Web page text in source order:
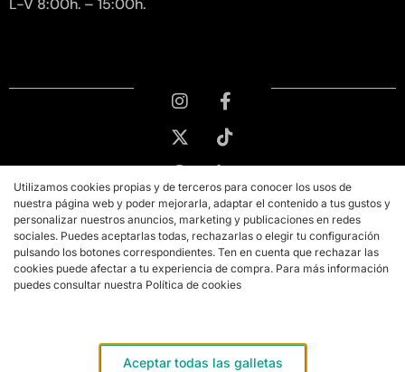
L-V 8:00h. – 15:00h.
Términos y condiciones de compra
Utilizamos cookies propias y de terceros para conocer los usos de
nuestra página web y poder mejorarla, adaptar el contenido a tus gustos y
personalizar nuestros anuncios, marketing y publicaciones en redes
sociales. Puedes aceptarlas todas, rechazarlas o elegir tu configuración
pulsando los botones correspondientes. Ten en cuenta que rechazar las
cookies puede afectar a tu experiencia de compra. Para más información
puedes consultar nuestra Política de cookies
Aceptar todas las galletas